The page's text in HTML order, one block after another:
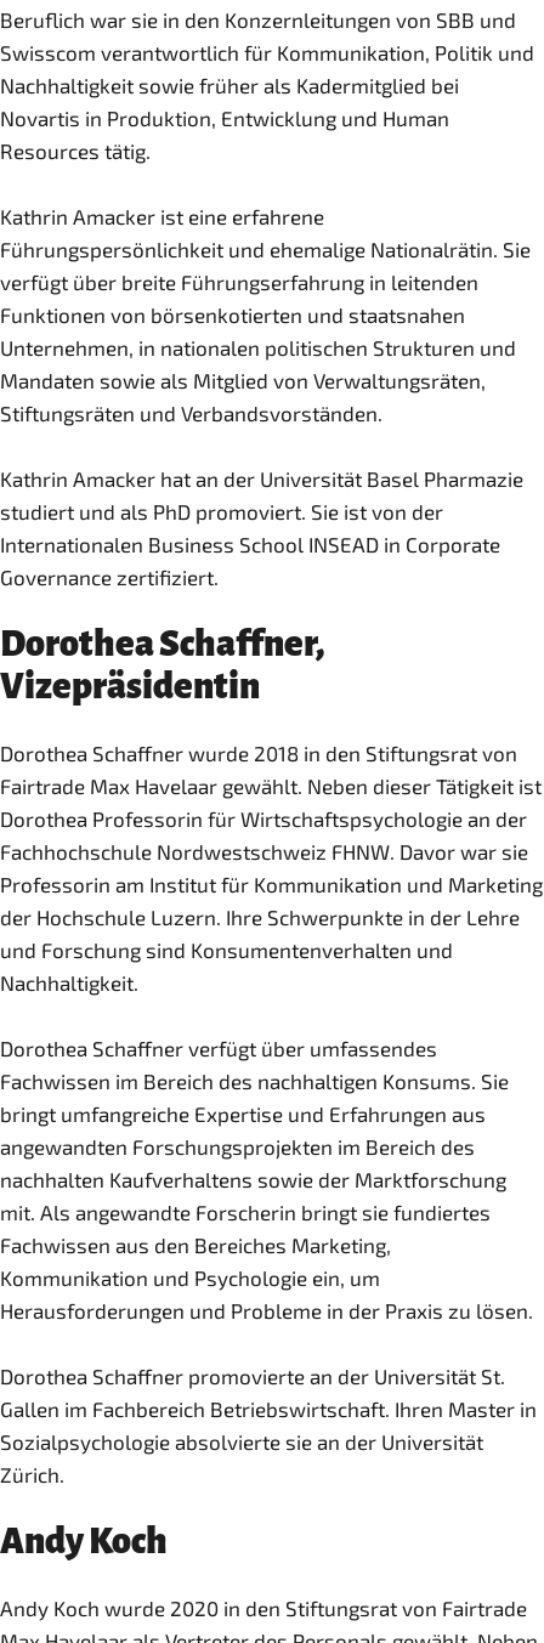
Beruflich war sie in den Konzernleitungen von SBB und
Swisscom verantwortlich für Kommunikation, Politik und
Nachhaltigkeit sowie früher als Kadermitglied bei
Novartis in Produktion, Entwicklung und Human
Resources tätig.
Kathrin Amacker ist eine erfahrene
Führungspersönlichkeit und ehemalige Nationalrätin. Sie
verfügt über breite Führungserfahrung in leitenden
Funktionen von börsenkotierten und staatsnahen
Unternehmen, in nationalen politischen Strukturen und
Mandaten sowie als Mitglied von Verwaltungsräten,
Stiftungsräten und Verbandsvorständen.
Kathrin Amacker hat an der Universität Basel Pharmazie
studiert und als PhD promoviert. Sie ist von der
Internationalen Business School INSEAD in Corporate
Governance zertifiziert.
Dorothea Schaffner,
Vizepräsidentin
Dorothea Schaffner wurde 2018 in den Stiftungsrat von
Fairtrade Max Havelaar gewählt. Neben dieser Tätigkeit ist
Dorothea Professorin für Wirtschaftspsychologie an der
Fachhochschule Nordwestschweiz FHNW. Davor war sie
Professorin am Institut für Kommunikation und Marketing
der Hochschule Luzern. Ihre Schwerpunkte in der Lehre
und Forschung sind Konsumentenverhalten und
Nachhaltigkeit.
Dorothea Schaffner verfügt über umfassendes
Fachwissen im Bereich des nachhaltigen Konsums. Sie
bringt umfangreiche Expertise und Erfahrungen aus
angewandten Forschungsprojekten im Bereich des
nachhalten Kaufverhaltens sowie der Marktforschung
mit. Als angewandte Forscherin bringt sie fundiertes
Fachwissen aus den Bereiches Marketing,
Kommunikation und Psychologie ein, um
Herausforderungen und Probleme in der Praxis zu lösen.
Dorothea Schaffner promovierte an der Universität St.
Gallen im Fachbereich Betriebswirtschaft. Ihren Master in
Sozialpsychologie absolvierte sie an der Universität
Zürich.
Andy Koch
Andy Koch wurde 2020 in den Stiftungsrat von Fairtrade